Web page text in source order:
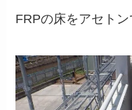
FRPの床をアセトン